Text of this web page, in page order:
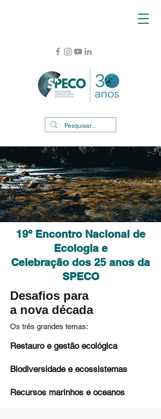
19º Encontro Nacional de
Ecologia e
Celebração dos 25 anos da
SPECO
Desafios para
a nova década
Os três grandes temas:
Restauro e gestão ecológica
Biodiversidade e ecossistemas
Recursos marinhos e oceanos